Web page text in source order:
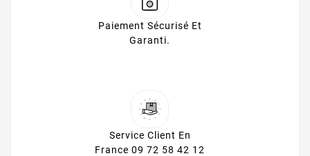
Paiement Sécurisé Et
Garanti.
Service Client En
France 09 72 58 42 12